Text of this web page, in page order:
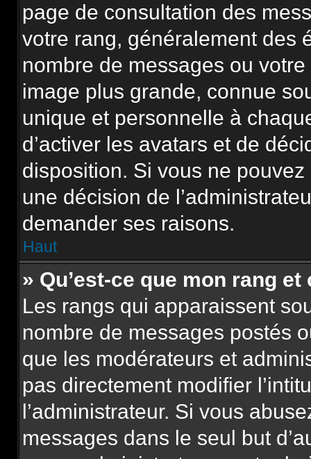
page de consultation des
votre rang, généralement des
nombre de messages ou
image plus grande, connue
unique et personnelle à
d’activer les avatars et de
disposition. Si vous ne pouvez
une décision de
demander ses raisons.
Haut
» Qu’est-ce que mon rang
Les rangs qui apparaissent
nombre de messages postés
que les modérateurs et
pas directement modifier
l’administrateur. Si vous
messages dans le seul but